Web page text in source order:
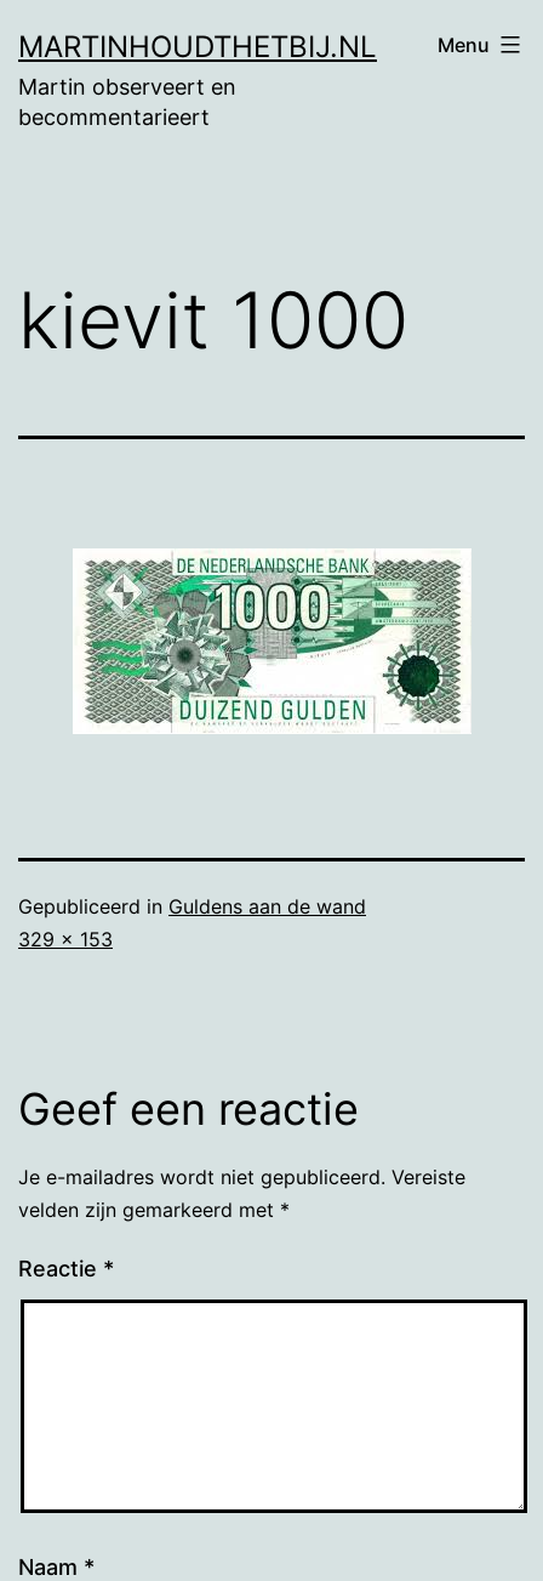
naar
de
MARTINHOUDTHETBIJ.NL
Martin observeert en
becommentarieert
Menu
kievit 1000
Gepubliceerd in Guldens aan de wand
Volledige
329 × 153
Geef een reactie
Je e-mailadres wordt niet gepubliceerd. Vereiste
velden zijn gemarkeerd met *
Reactie *
Naam *